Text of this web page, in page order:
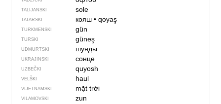
TALIJANSKI sole
TATARSKI кояш• qoyaş
TURKMENSKI gün
TURSKI güneş
UDMURTSKI шунды
UKRAJINSKI сонце
UZBEČKI quyosh
VELŠKI haul
VIJETNAMSKI mặt trời
VILAMOVSKI zun